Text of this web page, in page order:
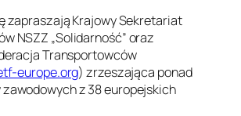
zapraszają Krajowy Sekretariat
NSZZ „Solidarność” oraz
Transportowców
europe.org) zrzeszająca ponad
z 38 europejskich